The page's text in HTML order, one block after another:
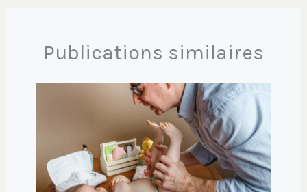
Publications similaires